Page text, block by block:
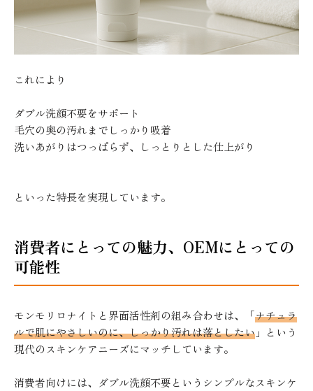
これにより
ダブル洗顔不要をサポート
毛穴の奥の汚れまでしっかり吸着
洗いあがりはつっぱらず、しっとりとした仕上がり
といった特長を実現しています。
消費者にとっての魅力、OEMにとっての
可能性
モンモリロナイトと界面活性剤の組み合わせは、「ナチュラ
ルで肌にやさしいのに、しっかり汚れは落としたい 」という
現代のスキンケアニーズにマッチしています。
消費者向けには、ダブル洗顔不要というシンプルなスキンケ